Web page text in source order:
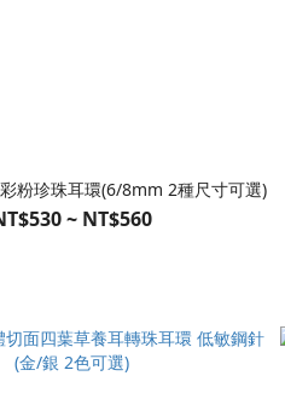
粉珍珠耳環(6/8mm 2種尺寸可選)
~ NT$560